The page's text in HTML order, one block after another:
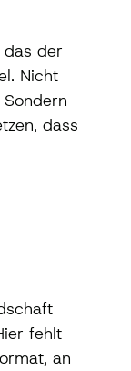
das der
Nicht
dass
fehlt
an